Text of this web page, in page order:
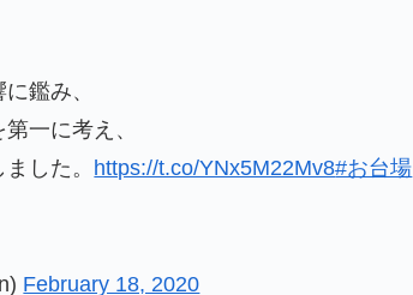
鑑み、
一に考え、
した。 https://t.co/YNx5M22Mv8#お台場
February 18, 2020